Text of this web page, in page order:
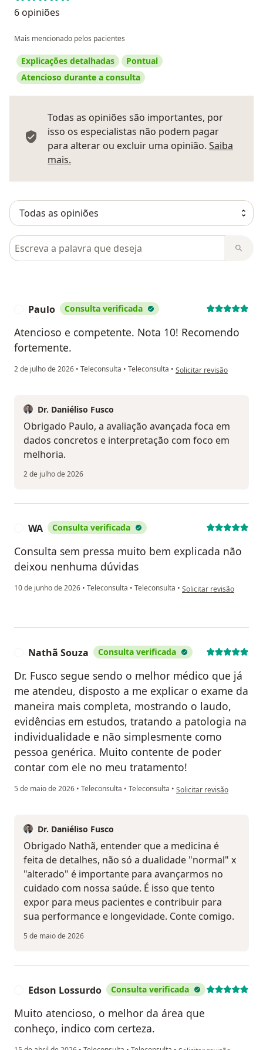
6 opiniões
Mais mencionado pelos pacientes
Explicações detalhadas
Pontual
Atencioso durante a consulta
Todas as opiniões são importantes, por
isso os especialistas não podem pagar
para alterar ou excluir uma opinião. Saiba
mais.
Pesquisar em opiniões
Paulo Consulta verificada
Atencioso e competente. Nota 10! Recomendo
fortemente.
2 de julho de 2026 • Teleconsulta • Teleconsulta • na opinião do utilizador
Solicitar revisão
Dr. Daniéliso Fusco
Obrigado Paulo, a avaliação avançada foca em
dados concretos e interpretação com foco em
melhoria.
2 de julho de 2026
WA Consulta verificada
Consulta sem pressa muito bem explicada não
deixou nenhuma dúvidas
10 de junho de 2026 • Teleconsulta • Teleconsulta • na opinião do utilizador
Solicitar revisão
Nathã Souza Consulta verificada
Dr. Fusco segue sendo o melhor médico que já
me atendeu, disposto a me explicar o exame da
maneira mais completa, mostrando o laudo,
evidências em estudos, tratando a patologia na
individualidade e não simplesmente como
pessoa genérica. Muito contente de poder
contar com ele no meu tratamento!
5 de maio de 2026 • Teleconsulta • Teleconsulta • na opinião do utilizador
Solicitar revisão
Dr. Daniéliso Fusco
Obrigado Nathã, entender que a medicina é
feita de detalhes, não só a dualidade "normal" x
"alterado" é importante para avançarmos no
cuidado com nossa saúde. É isso que tento
expor para meus pacientes e contribuir para
sua performance e longevidade. Conte comigo.
5 de maio de 2026
Edson Lossurdo Consulta verificada
Muito atencioso, o melhor da área que
conheço, indico com certeza.
na opinião do utilizador